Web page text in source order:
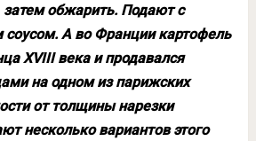
затем обжарить. Подают с
А во Франции картофель
XVIII века и продавался
на одном из парижских
от толщины нарезки
несколько вариантов этого